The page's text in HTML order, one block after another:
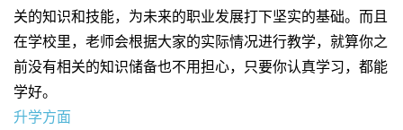
关的知识和技能，为未来的职业发展打下坚实的基础。而且
在学校里，老师会根据大家的实际情况进行教学，就算你之
前没有相关的知识储备也不用担心，只要你认真学习，都能
学好。
升学方面